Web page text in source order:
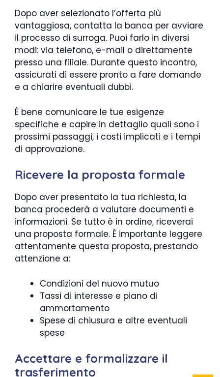
Dopo aver selezionato l’offerta più
vantaggiosa, contatta la banca per avviare
il processo di surroga. Puoi farlo in diversi
modi: via telefono, e-mail o direttamente
presso una filiale. Durante questo incontro,
assicurati di essere pronto a fare domande
e a chiarire eventuali dubbi.
È bene comunicare le tue esigenze
specifiche e capire in dettaglio quali sono i
prossimi passaggi, i costi implicati e i tempi
di approvazione.
Ricevere la proposta formale
Dopo aver presentato la tua richiesta, la
banca procederà a valutare documenti e
informazioni. Se tutto è in ordine, riceverai
una proposta formale. È importante leggere
attentamente questa proposta, prestando
attenzione a:
Condizioni del nuovo mutuo
Tassi di interesse e piano di
ammortamento
Spese di chiusura e altre eventuali
spese
Accettare e formalizzare il
trasferimento